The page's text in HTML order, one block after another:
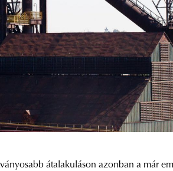
átalakuláson azonban a már